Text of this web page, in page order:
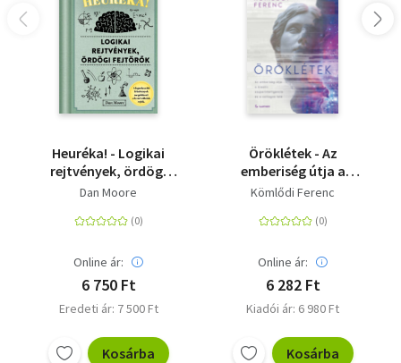
Heuréka! - Logikai
rejtvények, ördögi
fejtörők
Dan Moore
Online ár:
6 750 Ft
Eredeti ár: 7 500 Ft
Kosárba
Öröklétek - Az
emberiség útja a
kreatív
a csillagok felé
Kömlődi Ferenc
Online ár:
6 282 Ft
Kiadói ár: 6 980 Ft
Kosárba